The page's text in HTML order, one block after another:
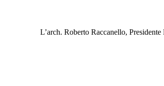
L’arch. Roberto Raccanello,